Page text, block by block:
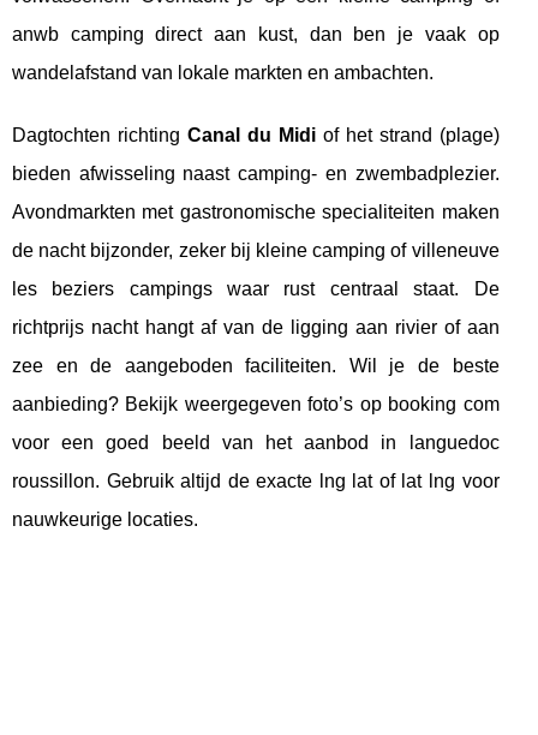
anwb camping direct aan kust, dan ben je vaak op
wandelafstand van lokale markten en ambachten.
Dagtochten richting Canal du Midiof het strand (plage)
bieden afwisseling naast camping- en zwembadplezier.
Avondmarkten met gastronomische specialiteiten maken
de nacht bijzonder, zeker bij kleine camping of villeneuve
les beziers campings waar rust centraal staat. De
richtprijs nacht hangt af van de ligging aan rivier of aan
zee en de aangeboden faciliteiten. Wil je de beste
aanbieding? Bekijk weergegeven foto’s op booking com
voor een goed beeld van het aanbod in languedoc
roussillon. Gebruik altijd de exacte lng lat of lat lng voor
nauwkeurige locaties.